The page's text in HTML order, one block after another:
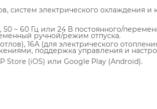
систем электрического охлаждения
ручной/режим отпуска.
поддержка управления и
Store (iOS) или Google Play (Android).
~ 60 Гц или 24 В постоянного/
16А (для электрического